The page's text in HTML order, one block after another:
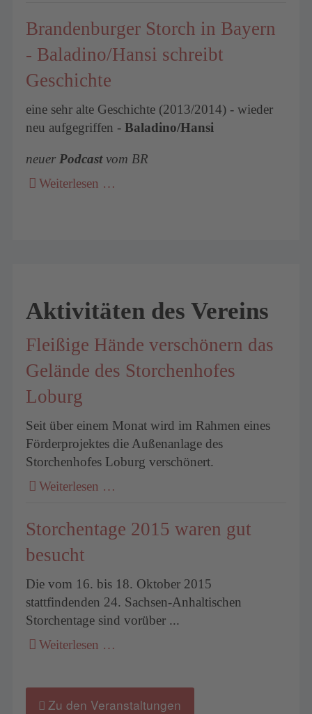
Brandenburger Storch in Bayern
- Baladino/Hansi schreibt
Geschichte
eine sehr alte Geschichte (2013/2014) - wieder
neu aufgegriffen -Baladino/Hansi
neuer Podcastvom BR
Weiterlesen …
Aktivitäten des Vereins
Fleißige Hände verschönern das
Gelände des Storchenhofes
Loburg
Seit über einem Monat wird im Rahmen eines
Förderprojektes die Außenanlage des
Storchenhofes Loburg verschönert.
Weiterlesen …
Storchentage 2015 waren gut
besucht
Die vom 16. bis 18. Oktober 2015
stattfindenden 24. Sachsen-Anhaltischen
Storchentage sind vorüber ...
Weiterlesen …
Zu den Veranstaltungen